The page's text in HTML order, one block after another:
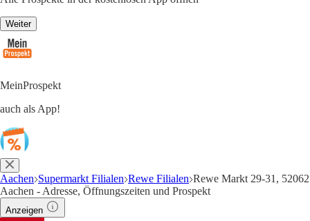
Weiter
MeinProspekt
auch als App!
Aachen Supermarkt Filialen Rewe Filialen Rewe Markt 29-31, 52062
Aachen - Adresse, Öffnungszeiten und Prospekt
Anzeigen